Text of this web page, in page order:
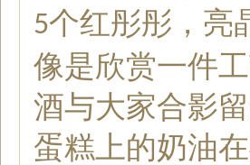
5个红彤彤，亮
像是欣赏一件
酒与大家合影
蛋糕上的奶油